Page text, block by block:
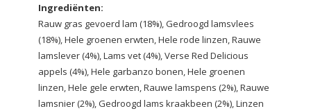
Ingrediënten:
Rauw gras gevoerd lam (18%), Gedroogd lamsvlees
(18%), Hele groenen erwten, Hele rode linzen, Rauwe
lamslever (4%), Lams vet (4%), Verse Red Delicious
appels (4%), Hele garbanzo bonen, Hele groenen
linzen, Hele gele erwten, Rauwe lamspens (2%), Rauwe
lamsnier (2%), Gedroogd lams kraakbeen (2%), Linzen